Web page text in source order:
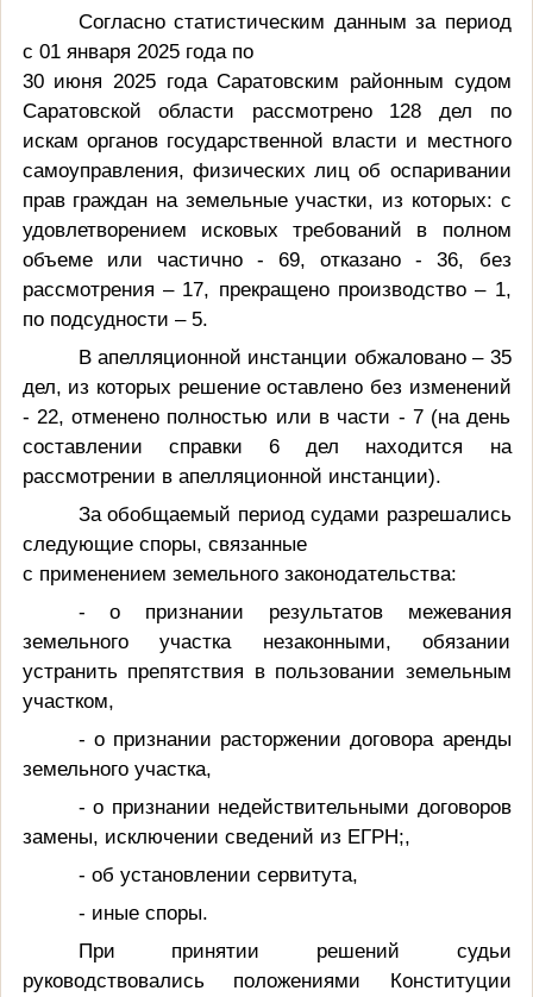
Согласно статистическим данным за период
с 01 января 2025 года по
30 июня 2025 года Саратовским районным судом
Саратовской области рассмотрено 128 дел по
искам органов государственной власти и местного
самоуправления, физических лиц об оспаривании
прав граждан на земельные участки, из которых: с
удовлетворением исковых требований в полном
объеме или частично - 69, отказано - 36, без
рассмотрения – 17, прекращено производство – 1,
по подсудности – 5.
В апелляционной инстанции обжаловано – 35
дел, из которых решение оставлено без изменений
- 22, отменено полностью или в части - 7 (на день
составлении справки 6 дел находится на
рассмотрении в апелляционной инстанции).
За обобщаемый период судами разрешались
следующие споры, связанные
с применением земельного законодательства:
- о признании результатов межевания
земельного участка незаконными, обязании
устранить препятствия в пользовании земельным
участком,
- о признании расторжении договора аренды
земельного участка,
- о признании недействительными договоров
замены, исключении сведений из ЕГРН;,
- об установлении сервитута,
- иные споры.
При принятии решений судьи
руководствовались положениями Конституции